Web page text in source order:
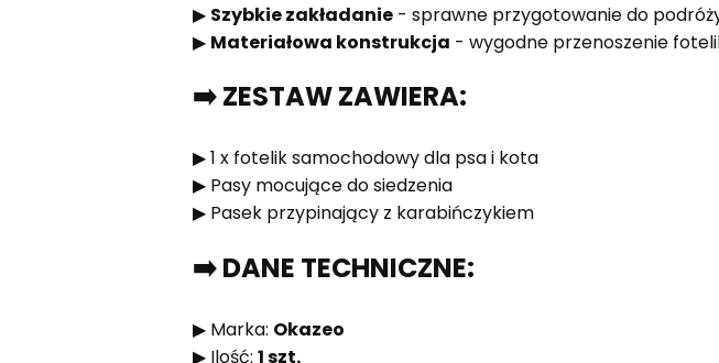
▶ Szybkie zakładanie- sprawne przygotowanie do
▶ Materiałowa konstrukcja - wygodne przenoszenie
➡️ ZESTAW ZAWIERA:
▶ 1 x fotelik samochodowy dla psa i kota
▶ Pasy mocujące do siedzenia
▶ Pasek przypinający z karabińczykiem
➡️ DANE TECHNICZNE:
▶ Marka: Okazeo
▶ Ilość: 1 szt.